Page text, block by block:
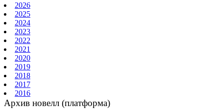
2026
2025
2024
2023
2022
2021
2020
2019
2018
2017
2016
Архив новелл (платформа)